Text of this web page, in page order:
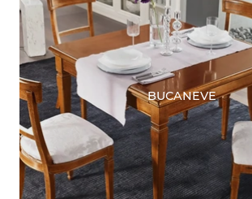
BUCANEVE